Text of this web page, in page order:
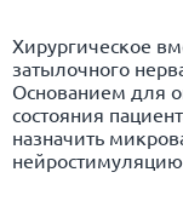
Хирургическое
затылочного
Основанием для
состояния
назначить